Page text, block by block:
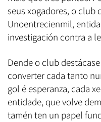
seus xogadores, o club
Unoentrecienmil,
investigación contra a
Dende o club
converter cada tanto
gol é esperanza, cada
entidade, que volve
tamén ten un papel